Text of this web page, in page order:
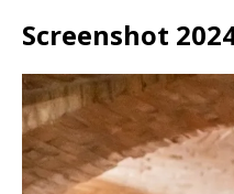
Screenshot